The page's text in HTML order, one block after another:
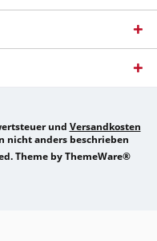
und Versandkosten
nicht anders beschrieben
Theme byThemeWare®